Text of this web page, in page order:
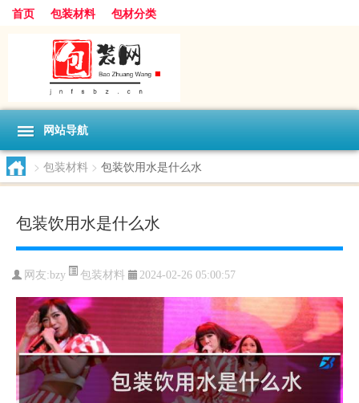
首页 包装材料 包材分类
网站导航
> 包装材料 > 包装饮用水是什么水
包装饮用水是什么水
网友:bzy 包装材料 2024-02-26 05:00:57